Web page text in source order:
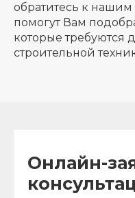
обратитесь к
помогут Вам
которые
строительной
Онлайн-